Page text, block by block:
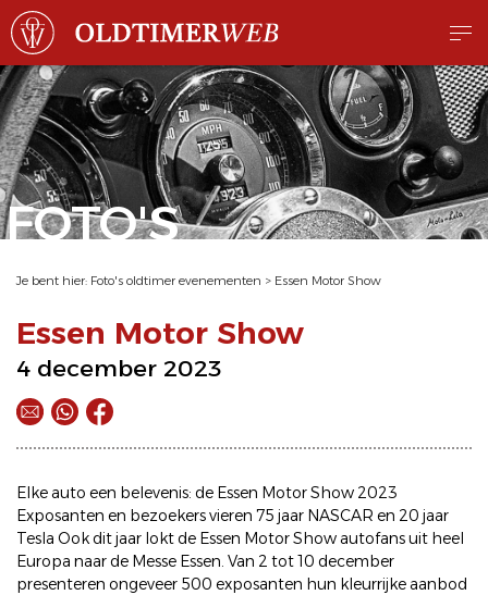
FOTO'S
Je bent hier: Foto's oldtimer evenementen > Essen Motor Show
Essen Motor Show
4 december 2023
Elke auto een belevenis: de Essen Motor Show 2023
Exposanten en bezoekers vieren 75 jaar NASCAR en 20 jaar
Tesla Ook dit jaar lokt de Essen Motor Show autofans uit heel
Europa naar de Messe Essen. Van 2 tot 10 december
presenteren ongeveer 500 exposanten hun kleurrijke aanbod